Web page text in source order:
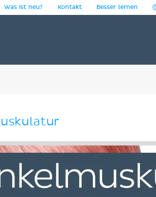
Was ist neu? Kontakt Besser lernen